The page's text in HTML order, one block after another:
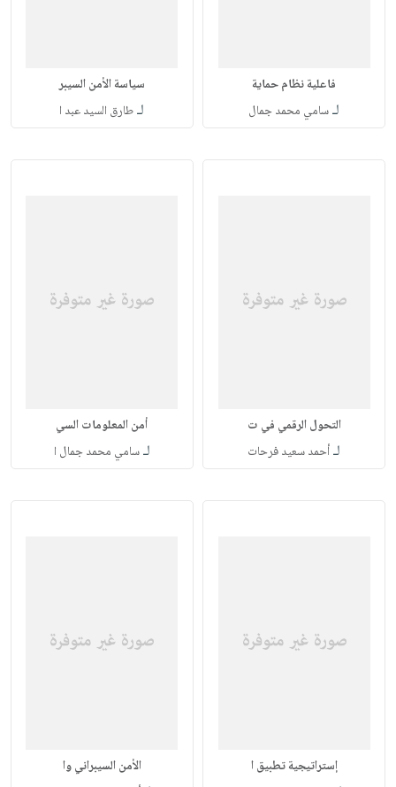
فاعلية نظام حماية
لـسامي محمد جمال
سياسة الأمن السيبر
لـطارق السيد عبد ا
التحول الرقمي في ت
لـأحمد سعيد فرحات
أمن المعلومات السي
لـسامي محمد جمال ا
إستراتيجية تطبيق ا الأمن السيبراني وا